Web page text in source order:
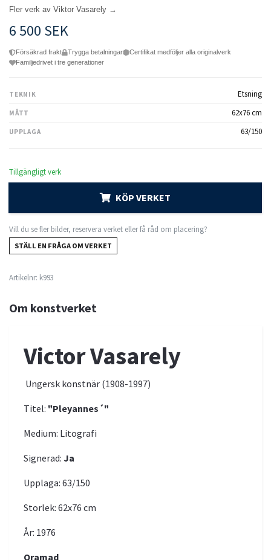
Fler verk av Viktor Vasarely →
6 500 SEK
Försäkrad frakt Trygga betalningar
Certifikat medföljer alla originalverk
Familjedrivet i tre generationer
TEKNIK Etsning
MÅTT 62x76 cm
UPPLAGA 63/150
Tillgängligt verk
KÖP VERKET
Vill du se fler bilder, reservera verket eller få råd om placering?
STÄLL EN FRÅGA OM VERKET
Artikelnr: k993
Om konstverket
Victor Vasarely
Ungersk konstnär (1908-1997)
Titel: "Pleyannes´"
Medium: Litografi
Signerad: Ja
Upplaga: 63/150
Storlek: 62x76 cm
År: 1976
Oramad